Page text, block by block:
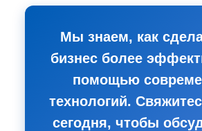
Мы знаем, как
бизнес более
помощью
технологий.
сегодня, чтобы